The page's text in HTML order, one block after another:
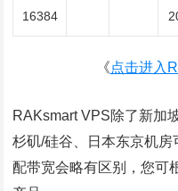
16384
《点击进入
RAKsmart VPS除了新加
杉矶/硅谷、日本东京机
配带宽会略有区别，您可